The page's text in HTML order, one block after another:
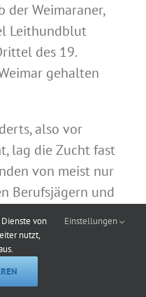
der Weimaraner,
Leithundblut
des 19.
gehalten
also vor
lag die Zucht fast
von meist nur
Berufsjägern und
vor allem in
in Thüringen. Als
waren,
mit dem
von
nutzt,
Einstellungen